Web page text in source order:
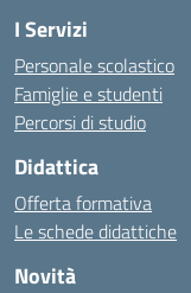
I Servizi
Personale scolastico
Famiglie e studenti
Percorsi di studio
Didattica
Offerta formativa
Le schede didattiche
Novità